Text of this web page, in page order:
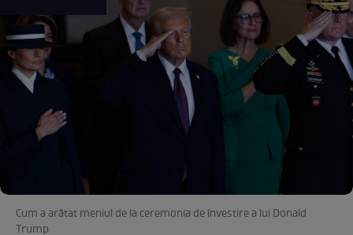
Cum a arătat meniul de la ceremonia de învestire a lui Donald
Trump